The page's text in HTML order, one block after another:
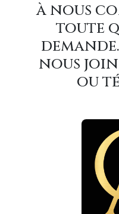
à nous
toute
nous
ou